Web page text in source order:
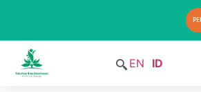
EN ID